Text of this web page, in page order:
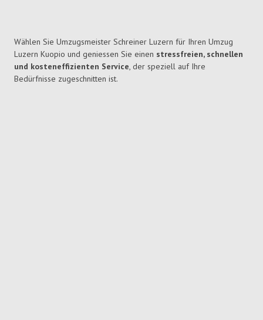
Wählen Sie Umzugsmeister Schreiner Luzern für Ihren Umzug
Luzern Kuopio und geniessen Sie einen stressfreien, schnellen
und kosteneffizienten Service, der speziell auf Ihre
Bedürfnisse zugeschnitten ist.